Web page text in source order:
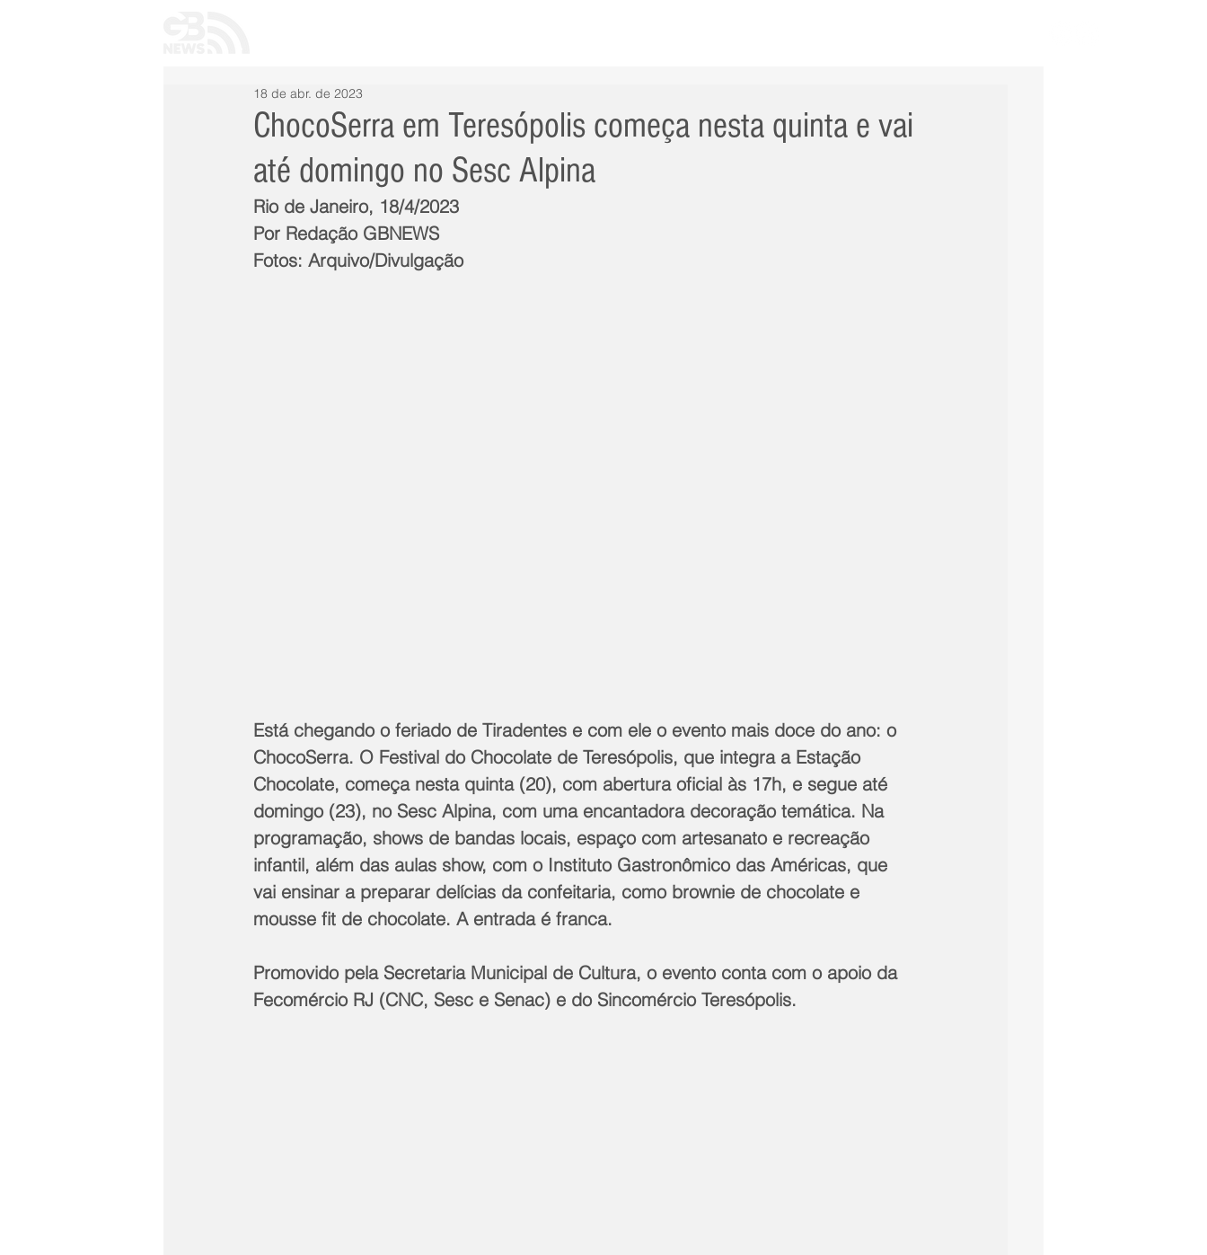
ChocoSerra em Teresópolis começa nesta quinta e vai
até domingo no Sesc Alpina
18 de abr. de 2023
Rio de Janeiro, 18/4/2023
Por Redação GBNEWS
Fotos: Arquivo/Divulgação
Está chegando o feriado de Tiradentes e com ele o evento mais doce do ano: o
ChocoSerra. O Festival do Chocolate de Teresópolis, que integra a Estação
Chocolate, começa nesta quinta (20), com abertura oficial às 17h, e segue até
domingo (23), no Sesc Alpina, com uma encantadora decoração temática. Na
programação, shows de bandas locais, espaço com artesanato e recreação
infantil, além das aulas show, com o Instituto Gastronômico das Américas, que
vai ensinar a preparar delícias da confeitaria, como brownie de chocolate e
mousse fit de chocolate. A entrada é franca.
Promovido pela Secretaria Municipal de Cultura, o evento conta com o apoio da
Fecomércio RJ (CNC, Sesc e Senac) e do Sincomércio Teresópolis.